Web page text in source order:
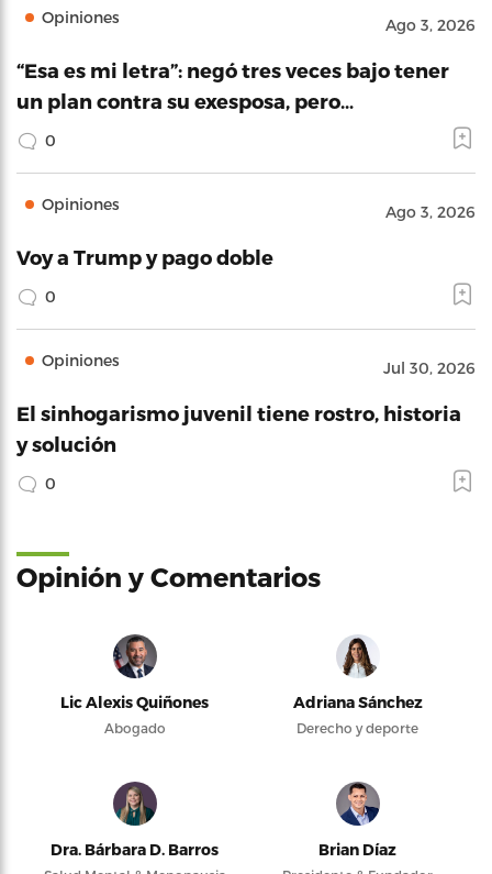
Opiniones Ago 3, 2026
“Esa es mi letra”: negó tres veces bajo tener
un plan contra su exesposa, pero…
0
Opiniones Ago 3, 2026
Voy a Trump y pago doble
0
Opiniones Jul 30, 2026
El sinhogarismo juvenil tiene rostro, historia
y solución
0
Opinión y Comentarios
Lic Alexis Quiñones
Abogado
Adriana Sánchez
Derecho y deporte
Dra. Bárbara D. Barros Brian Díaz